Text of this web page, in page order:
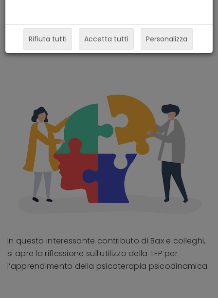
05-11-2022
In questo interessante contributo di Bax e colleghi,
si apre la riflessione sull’utilizzo della TFP per
l’apprendimento della psicoterapia psicodinamica.
Rifiuta tutti Accetta tutti Personalizza